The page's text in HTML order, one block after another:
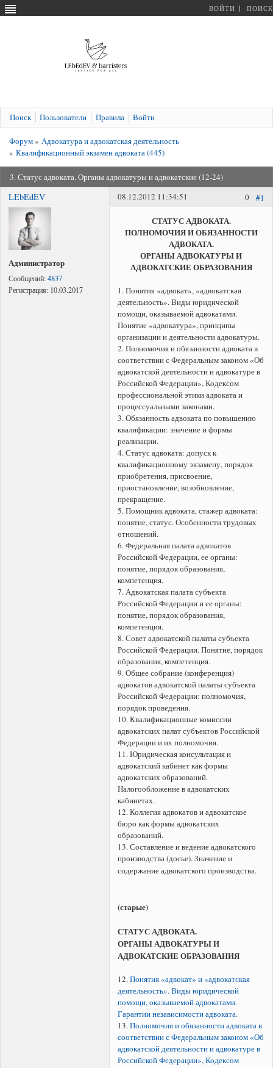
ВОЙТИ ПОИСК
Поиск Пользователи Правила Войти
Форум» Адвокатура и адвокатская деятельность
» Квалификационный экзамен адвоката (445)
3. Статус адвоката. Органы адвокатуры и адвокатские (12-24)
LEbEdEV
Администратор
Сообщений:4837
Регистрация: 10.03.2017
#1
0
08.12.2012 11:34:51
СТАТУС АДВОКАТА.
ПОЛНОМОЧИЯ И ОБЯЗАННОСТИ
АДВОКАТА.
ОРГАНЫ АДВОКАТУРЫ И
АДВОКАТСКИЕ ОБРАЗОВАНИЯ
1. Понятия «адвокат», «адвокатская
деятельность». Виды юридической
помощи, оказываемой адвокатами.
Понятие «адвокатура», принципы
организации и деятельности адвокатуры.
2. Полномочия и обязанности адвоката в
соответствии с Федеральным законом «Об
адвокатской деятельности и адвокатуре в
Российской Федерации», Кодексом
профессиональной этики адвоката и
процессуальными законами.
3. Обязанность адвоката по повышению
квалификации: значение и формы
реализации.
4. Статус адвоката: допуск к
квалификационному экзамену, порядок
приобретения, присвоение,
приостановление, возобновление,
прекращение.
5. Помощник адвоката, стажер адвоката:
понятие, статус. Особенности трудовых
отношений.
6. Федеральная палата адвокатов
Российской Федерации, ее органы:
понятие, порядок образования,
компетенция.
7. Адвокатская палата субъекта
Российской Федерации и ее органы:
понятие, порядок образования,
компетенция.
8. Совет адвокатской палаты субъекта
Российской Федерации. Понятие, порядок
образования, компетенция.
9. Общее собрание (конференция)
адвокатов адвокатской палаты субъекта
Российской Федерации: полномочия,
порядок проведения.
10. Квалификационные комиссии
адвокатских палат субъектов Российской
Федерации и их полномочия.
11. Юридическая консультация и
адвокатский кабинет как формы
адвокатских образований.
Налогообложение в адвокатских
кабинетах.
12. Коллегия адвокатов и адвокатское
бюро как формы адвокатских
образований.
13. Составление и ведение адвокатского
производства (досье). Значение и
содержание адвокатского производства.
(старые)
СТАТУС АДВОКАТА.
ОРГАНЫ АДВОКАТУРЫ И
АДВОКАТСКИЕ ОБРАЗОВАНИЯ
12. Понятия «адвокат» и «адвокатская
деятельность». Виды юридической
помощи, оказываемой адвокатами.
Гарантии независимости адвоката.
13. Полномочия и обязанности адвоката в
соответствии с Федеральным законом «Об
адвокатской деятельности и адвокатуре в
Российской Федерации», Кодексом